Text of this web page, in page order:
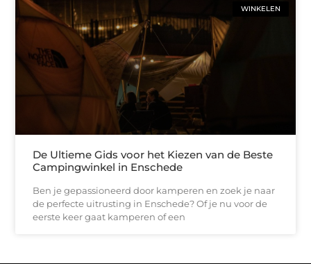
WINKELEN
De Ultieme Gids voor het Kiezen van de Beste
Campingwinkel in Enschede
Ben je gepassioneerd door kamperen en zoek je naar
de perfecte uitrusting in Enschede? Of je nu voor de
eerste keer gaat kamperen of een